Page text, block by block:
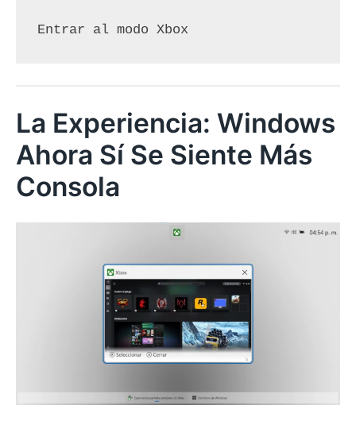
Entrar al modo Xbox
La Experiencia: Windows
Ahora Sí Se Siente Más
Consola